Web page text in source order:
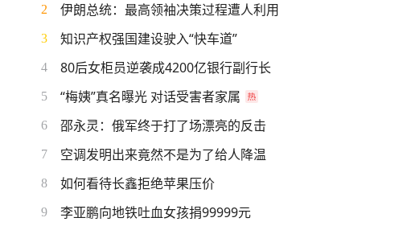
2 伊朗总统：最高领袖决策过程遭人利用
3 知识产权强国建设驶入“快车道”
4 80后女柜员逆袭成4200亿银行副行长
5 “梅姨”真名曝光 对话受害者家属
6 邵永灵：俄军终于打了场漂亮的反击
7 空调发明出来竟然不是为了给人降温
8 如何看待长鑫拒绝苹果压价
9 李亚鹏向地铁吐血女孩捐99999元